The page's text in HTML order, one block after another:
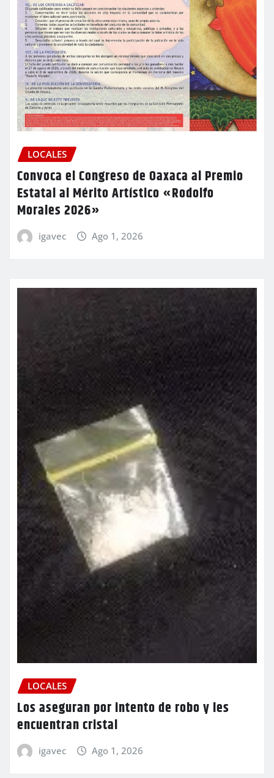
LOCALES
Convoca el Congreso de Oaxaca al Premio
Estatal al Mérito Artístico «Rodolfo
Morales 2026»
igavec Ago 1, 2026
LOCALES
Los aseguran por intento de robo y les
encuentran cristal
igavec Ago 1, 2026